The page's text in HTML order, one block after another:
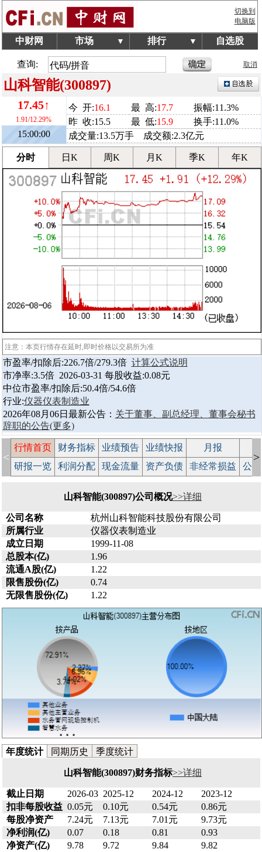
切换到
电脑版
中财网 市场 ▼ 排行 ▼ 自选股
查询: 取消
山科智能(300897)
17.45↑
1.91/12.29%
15:00:00
今 开:16.1 最 高:17.7
振幅:11.3%
昨 收:15.5
最 低:15.9
换手:11.0%
成交量:13.5万手 成交额:2.3亿元
分时 日K 周K 月K 季K 年K
注意：本页行情存在延时,即时价格以交易所为准
市盈率/扣除后:226.7倍/279.3倍 计算公式说明
市净率:3.5倍 2026-03-31 每股收益:0.08元
中位市盈率/扣除后:50.4倍/54.6倍
行业:仪器仪表制造业
2026年08月06日最新公告： 关于董事、副总经理、董事会秘书
辞职的公告(更多)
<
行情首页 财务指标 业绩预告 业绩快报 月报
研报一览
利润分配 现金流量 资产负债 非经常损益 公
>
山科智能(300897)公司概况>>详细
公司名称
杭州山科智能科技股份有限公司
所属行业
仪器仪表制造业
成立日期
1999-11-08
总股本(亿)
1.96
流通A股(亿)
1.22
限售股份(亿)
0.74
无限售股份(亿)
1.22
年度统计 同期历史 季度统计
山科智能(300897)财务指标>>详细
截止日期 2026-03 2025-12 2024-12
2023-12
扣非每股收益 0.05元 0.10元 0.54元
0.86元
每股净资产
7.24元 7.13元 7.01元
9.73元
净利润(亿)
0.07 0.18 0.81
0.93
净资产(亿)
9.78 9.72 9.84
9.82